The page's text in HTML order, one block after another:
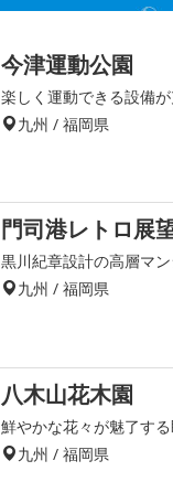
今津運動公園
楽しく運動できる設備
九州 / 福岡県
門司港レトロ展
黒川紀章設計の高層マ
九州 / 福岡県
八木山花木園
鮮やかな花々が魅了す
九州 / 福岡県